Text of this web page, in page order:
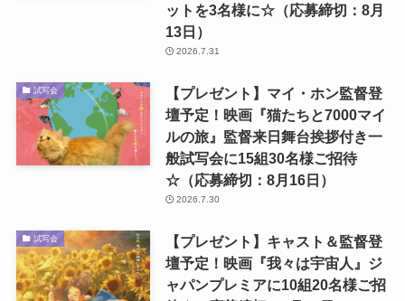
ットを3名様に☆（応募締切：8月
13日）
2026.7.31
試写会
【プレゼント】マイ・ホン監督登
壇予定！映画『猫たちと7000マイ
ルの旅』監督来日舞台挨拶付き一
般試写会に15組30名様ご招待
☆（応募締切：8月16日）
2026.7.30
試写会
【プレゼント】キャスト＆監督登
壇予定！映画『我々は宇宙人』ジ
ャパンプレミアに10組20名様ご招